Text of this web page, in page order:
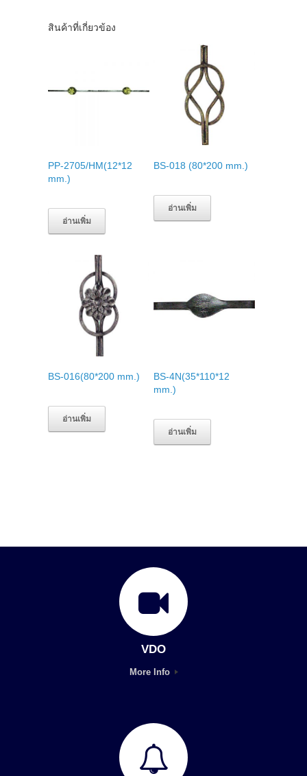
สินค้าที่เกี่ยวข้อง
PP-2705/HM(12*12
mm.)
อ่านเพิ่ม
BS-018 (80*200 mm.)
อ่านเพิ่ม
BS-016(80*200 mm.)
อ่านเพิ่ม
BS-4N(35*110*12
mm.)
อ่านเพิ่ม
VDO
More Info